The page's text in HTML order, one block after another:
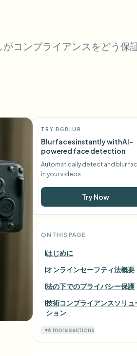
コンプライアンスをどう保
TRY BGBLUR
Blur faces instantly with AI-
powered face detection
Automatically detect and blur
in your videos
Try Now
ON THIS PAGE
はじめに
オンラインセーフティ法概要
法の下でのプライバシー保護
技術コンプライアンスソリュ
ション
▾6 more sections